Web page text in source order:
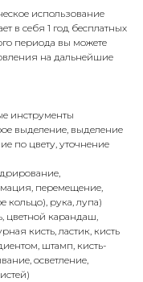
использование
в себя 1 год бесплатных
периода вы можете
на дальнейшие
инструменты
выделение, выделение
по цвету, уточнение
перемещение,
кольцо), рука, лупа)
цветной карандаш,
кисть, ластик, кисть
штамп, кисть-
осветление,